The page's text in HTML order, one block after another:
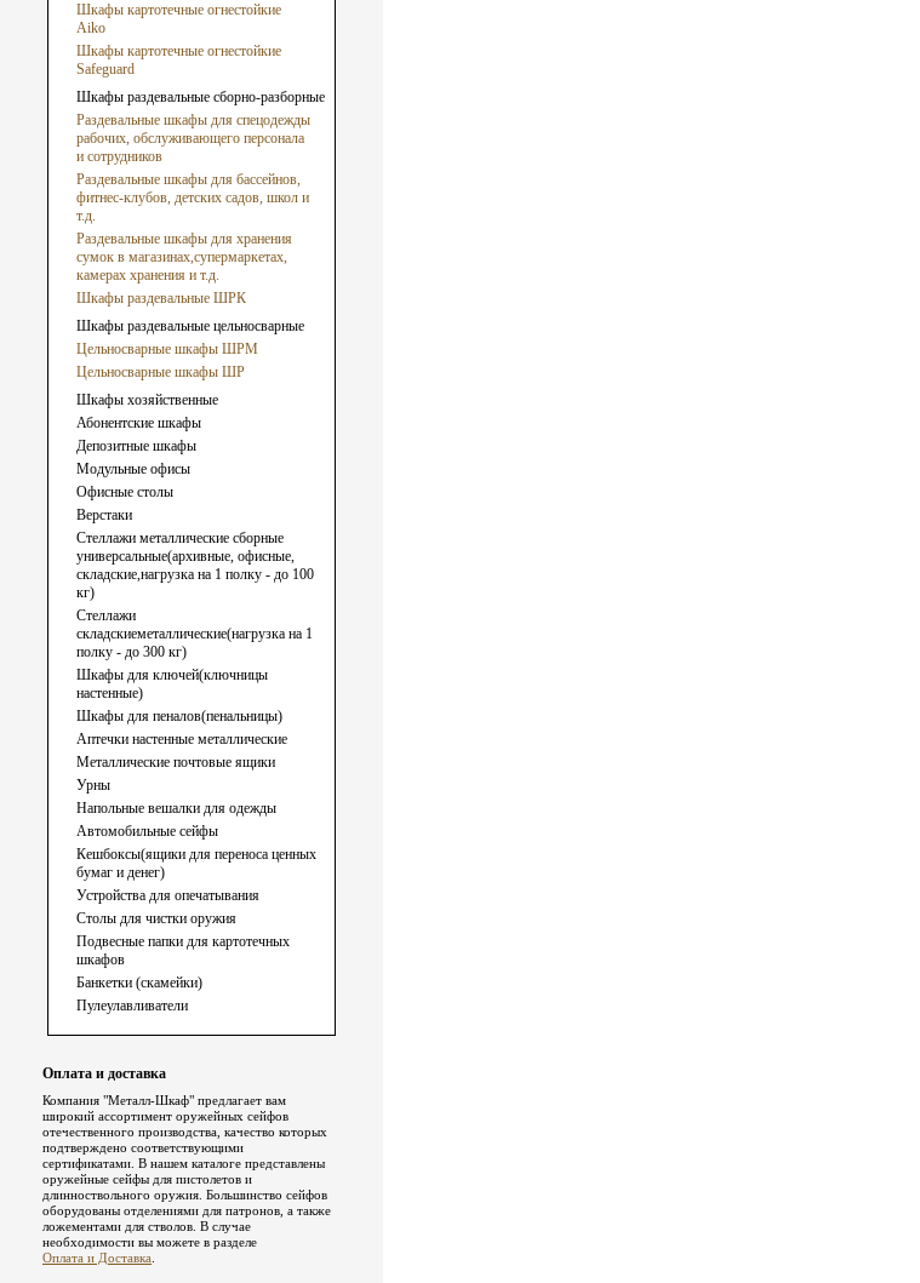
Шкафы картотечные огнестойкие
Aiko
Шкафы картотечные огнестойкие
Safeguard
Шкафы раздевальные сборно-разборные
Раздевальные шкафы для спецодежды
рабочих, обслуживающего персонала
и сотрудников
Раздевальные шкафы для бассейнов,
фитнес-клубов, детских садов, школ и
т.д.
Раздевальные шкафы для хранения
сумок в магазинах,супермаркетах,
камерах хранения и т.д.
Шкафы раздевальные ШРК
Шкафы раздевальные цельносварные
Цельносварные шкафы ШРМ
Цельносварные шкафы ШР
Шкафы хозяйственные
Абонентские шкафы
Депозитные шкафы
Модульные офисы
Офисные столы
Верстаки
Стеллажи металлические сборные
универсальные(архивные, офисные,
складские,нагрузка на 1 полку - до 100
кг)
Стеллажи
складскиеметаллические(нагрузка на 1
полку - до 300 кг)
Шкафы для ключей(ключницы
настенные)
Шкафы для пеналов(пенальницы)
Аптечки настенные металлические
Металлические почтовые ящики
Урны
Напольные вешалки для одежды
Автомобильные сейфы
Кешбоксы(ящики для переноса ценных
бумаг и денег)
Устройства для опечатывания
Столы для чистки оружия
Подвесные папки для картотечных
шкафов
Банкетки (скамейки)
Пулеулавливатели
Оплата и доставка
Компания "Металл-Шкаф" предлагает вам
широкий ассортимент оружейных сейфов
отечественного производства, качество которых
подтверждено соответствующими
сертификатами. В нашем каталоге представлены
оружейные сейфы для пистолетов и
длинноствольного оружия. Большинство сейфов
оборудованы отделениями для патронов, а также
ложементами для стволов. В случае
необходимости вы можете в разделе
Оплата и Доставка